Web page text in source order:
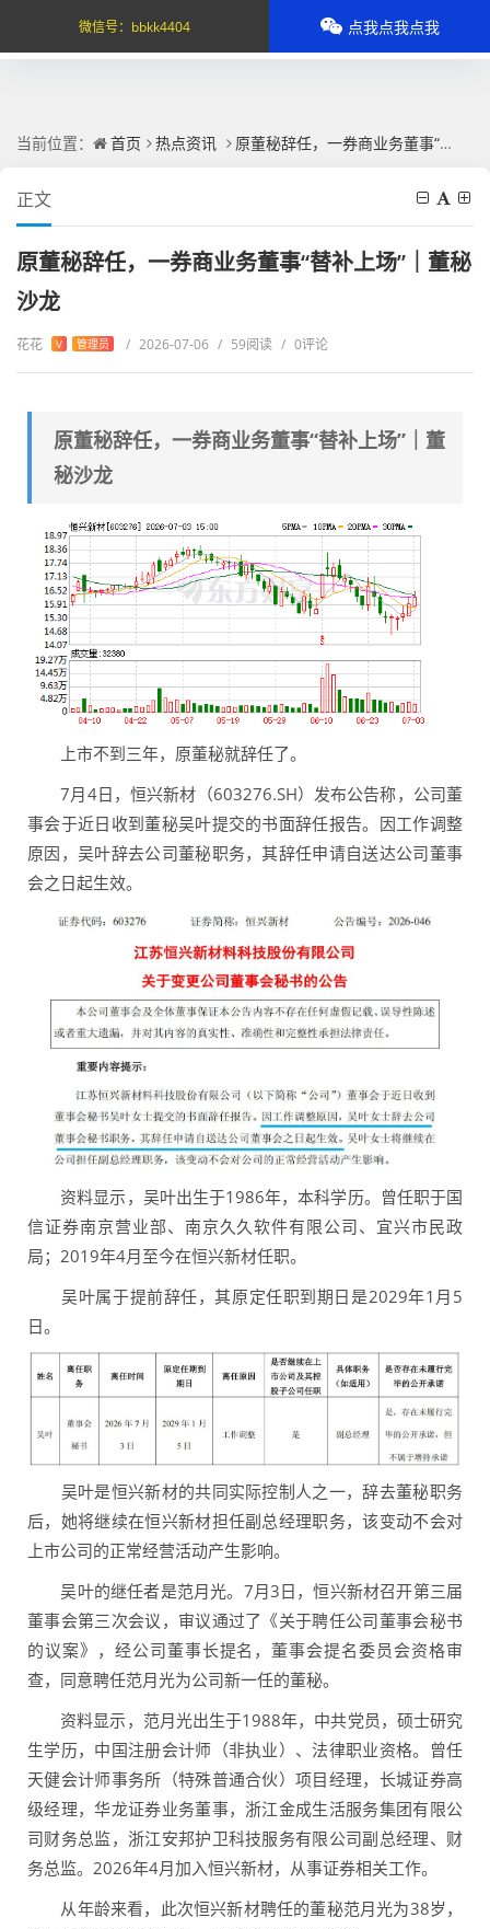
当前位置： 首页 热点资讯 原董秘辞任，一券商业务董事“替补上场”｜董秘沙龙
正文
原董秘辞任，一券商业务董事“替补上场”｜董秘
沙龙
花花 V 管理员 / 2026-07-06 / 59阅读 / 0评论
原董秘辞任，一券商业务董事“替补上场”｜董
秘沙龙
上市不到三年，原董秘就辞任了。
7月4日，恒兴新材（603276.SH）发布公告称，公司董
事会于近日收到董秘吴叶提交的书面辞任报告。因工作调整
原因，吴叶辞去公司董秘职务，其辞任申请自送达公司董事
会之日起生效。
资料显示，吴叶出生于1986年，本科学历。曾任职于国
信证券南京营业部、南京久久软件有限公司、宜兴市民政
局；2019年4月至今在恒兴新材任职。
吴叶属于提前辞任，其原定任职到期日是2029年1月5
日。
吴叶是恒兴新材的共同实际控制人之一，辞去董秘职务
后，她将继续在恒兴新材担任副总经理职务，该变动不会对
上市公司的正常经营活动产生影响。
吴叶的继任者是范月光。7月3日，恒兴新材召开第三届
董事会第三次会议，审议通过了《关于聘任公司董事会秘书
的议案》，经公司董事长提名，董事会提名委员会资格审
查，同意聘任范月光为公司新一任的董秘。
资料显示，范月光出生于1988年，中共党员，硕士研究
生学历，中国注册会计师（非执业）、法律职业资格。曾任
天健会计师事务所（特殊普通合伙）项目经理，长城证券高
级经理，华龙证券业务董事，浙江金成生活服务集团有限公
司财务总监，浙江安邦护卫科技服务有限公司副总经理、财
务总监。2026年4月加入恒兴新材，从事证券相关工作。
从年龄来看，此次恒兴新材聘任的董秘范月光为38岁，
微信号： bbkk4404 点我点我点我